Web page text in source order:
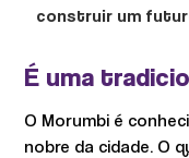
construir um
É uma
O Morumbi é
nobre da cidade. O